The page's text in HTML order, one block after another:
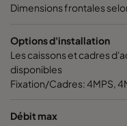
Dimensions frontales
Options d'installation
Les caissons et cadres
disponibles
Fixation/Cadres: 4MPS,
Débit max